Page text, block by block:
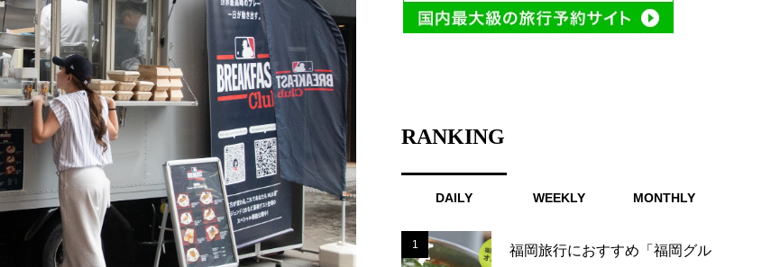
RANKING
DAILY WEEKLY MONTHLY
1
福岡旅行におすすめ「福岡グル